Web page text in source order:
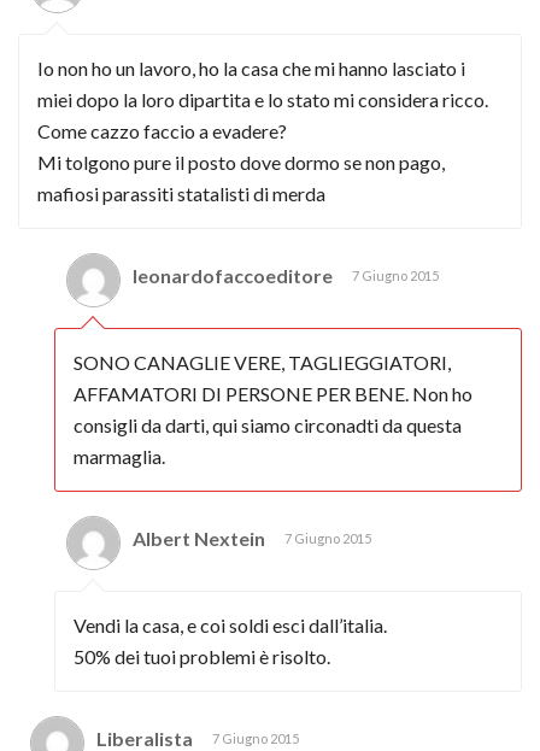
Io non ho un lavoro, ho la casa che mi hanno lasciato i
miei dopo la loro dipartita e lo stato mi considera ricco.
Come cazzo faccio a evadere?
Mi tolgono pure il posto dove dormo se non pago,
mafiosi parassiti statalisti di merda
leonardofaccoeditore 7 Giugno 2015
SONO CANAGLIE VERE, TAGLIEGGIATORI,
AFFAMATORI DI PERSONE PER BENE. Non ho
consigli da darti, qui siamo circonadti da questa
marmaglia.
Albert Nextein 7 Giugno 2015
Vendi la casa, e coi soldi esci dall’italia.
50% dei tuoi problemi è risolto.
Liberalista 7 Giugno 2015